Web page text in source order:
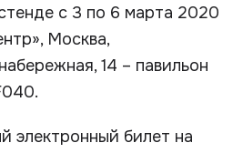
с 3 по 6 марта 2020
Москва,
14 – павильон
электронный билет на